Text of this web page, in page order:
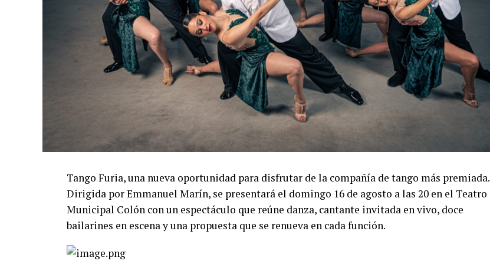
Tango Furia, una nueva oportunidad para disfrutar de la compañía de tango más premiada.
Dirigida por Emmanuel Marín, se presentará el domingo 16 de agosto a las 20 en el Teatro
Municipal Colón con un espectáculo que reúne danza, cantante invitada en vivo, doce
bailarines en escena y una propuesta que se renueva en cada función.